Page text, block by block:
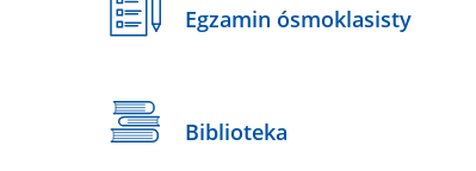
Egzamin ósmoklasisty
Biblioteka